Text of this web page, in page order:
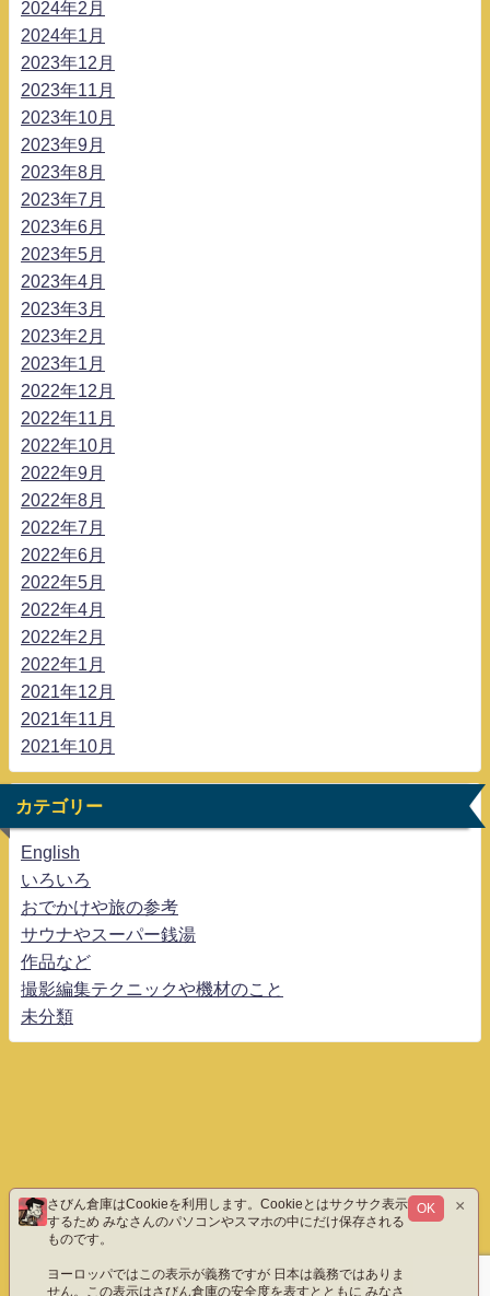
2024年2月
2024年1月
2023年12月
2023年11月
2023年10月
2023年9月
2023年8月
2023年7月
2023年6月
2023年5月
2023年4月
2023年3月
2023年2月
2023年1月
2022年12月
2022年11月
2022年10月
2022年9月
2022年8月
2022年7月
2022年6月
2022年5月
2022年4月
2022年2月
2022年1月
2021年12月
2021年11月
2021年10月
カテゴリー
English
いろいろ
おでかけや旅の参考
サウナやスーパー銭湯
作品など
撮影編集テクニックや機材のこと
未分類
さびん倉庫はCookieを利用します。Cookieとはサクサク表示
するため みなさんのパソコンやスマホの中にだけ保存される
ものです。
ヨーロッパではこの表示が義務ですが 日本は義務ではありま
せん。この表示はさびん倉庫の安全度を表すとともに みなさ
OK ×